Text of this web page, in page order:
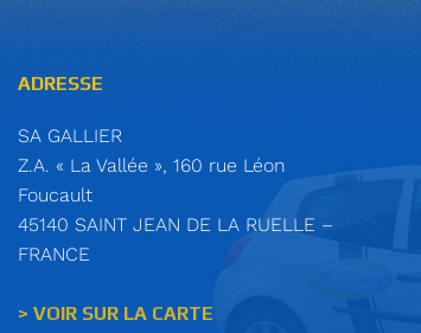
ADRESSE
SA GALLIER
Z.A. « La Vallée », 160 rue Léon
Foucault
45140 SAINT JEAN DE LA RUELLE –
FRANCE
> VOIR SUR LA CARTE